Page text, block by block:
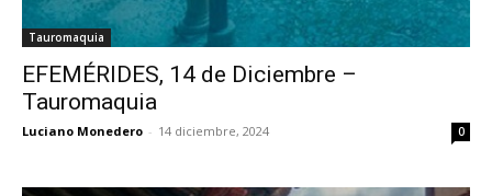
Tauromaquia
EFEMÉRIDES, 14 de Diciembre –
Tauromaquia
Luciano Monedero - 14 diciembre, 2024 0